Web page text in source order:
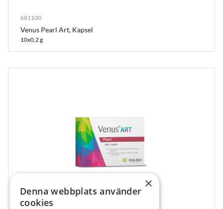
681100
Venus Pearl Art, Kapsel
10x0,2 g
×
Denna webbplats använder
cookies